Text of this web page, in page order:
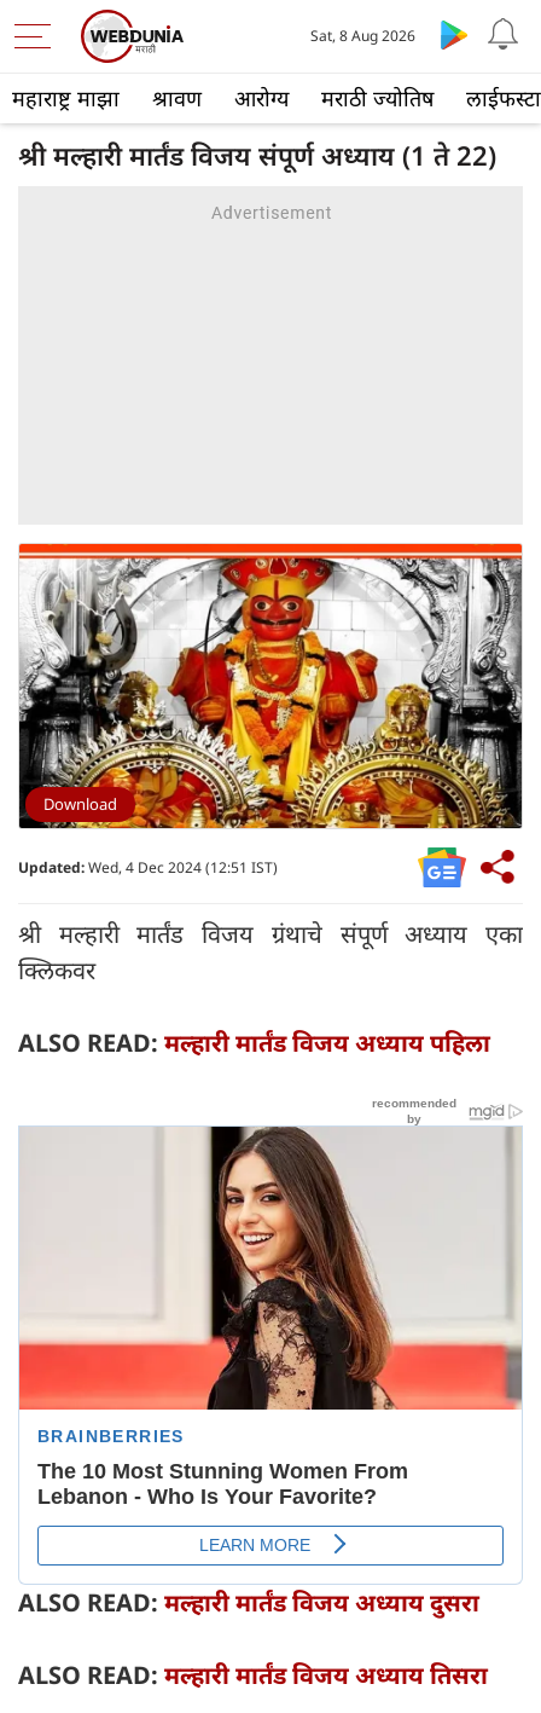
महाराष्ट्र माझा श्रावण आरोग्य मराठी ज्योतिष
Sat, 8 Aug 2026
श्री मल्हारी मार्तंड विजय संपूर्ण अध्याय (1 ते 22)
Download
Updated:Wed, 4 Dec 2024 (12:51 IST)
श्री मल्हारी मार्तंड विजय ग्रंथाचे संपूर्ण अध्याय एका
क्लिकवर
ALSO READ: मल्हारी मार्तंड विजय अध्याय पहिला
ALSO READ: मल्हारी मार्तंड विजय अध्याय दुसरा
ALSO READ: मल्हारी मार्तंड विजय अध्याय तिसरा